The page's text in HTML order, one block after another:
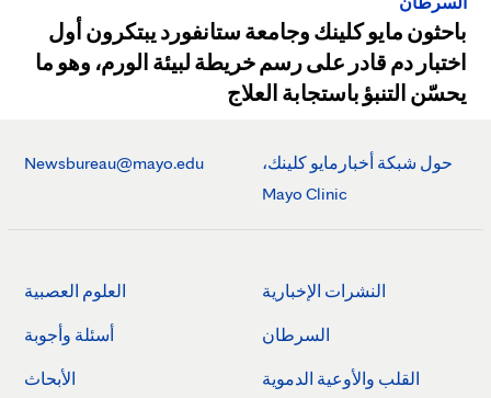
باحثون مايو كلينك وجامعة ستانفورد يبتكرون أول
اختبار دم قادر على رسم خريطة لبيئة الورم، وهو ما
يحسّن التنبؤ باستجابة العلاج
حول شبكة أخبارمايو كلينك،
Mayo Clinic
Newsbureau@mayo.edu
النشرات الإخبارية
السرطان
القلب والأوعية الدموية
العلوم العصبية
أسئلة وأجوبة
الأبحاث